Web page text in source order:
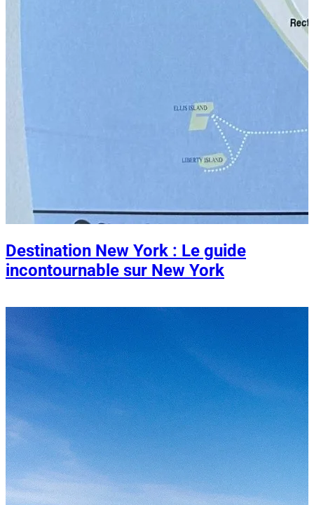
Destination New York : Le guide
incontournable sur New York